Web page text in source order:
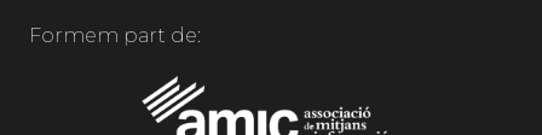
Formem part de: